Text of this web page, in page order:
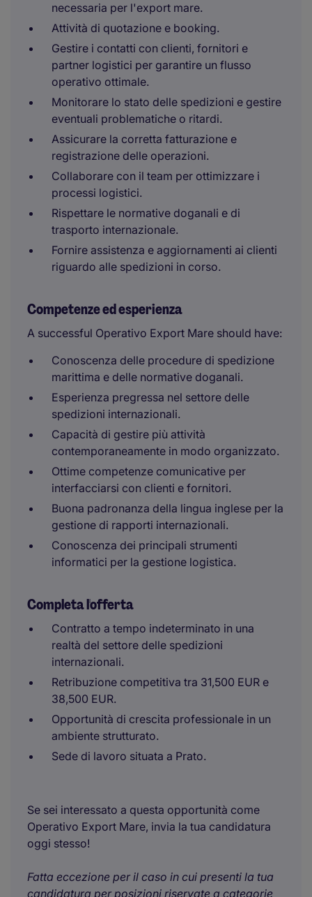
necessaria per l'export mare.
Attività di quotazione e booking.
Gestire i contatti con clienti, fornitori e
partner logistici per garantire un flusso
operativo ottimale.
Monitorare lo stato delle spedizioni e gestire
eventuali problematiche o ritardi.
Assicurare la corretta fatturazione e
registrazione delle operazioni.
Collaborare con il team per ottimizzare i
processi logistici.
Rispettare le normative doganali e di
trasporto internazionale.
Fornire assistenza e aggiornamenti ai clienti
riguardo alle spedizioni in corso.
Competenze ed esperienza
A successful Operativo Export Mare should have:
Conoscenza delle procedure di spedizione
marittima e delle normative doganali.
Esperienza pregressa nel settore delle
spedizioni internazionali.
Capacità di gestire più attività
contemporaneamente in modo organizzato.
Ottime competenze comunicative per
interfacciarsi con clienti e fornitori.
Buona padronanza della lingua inglese per la
gestione di rapporti internazionali.
Conoscenza dei principali strumenti
informatici per la gestione logistica.
Completa l'offerta
Contratto a tempo indeterminato in una
realtà del settore delle spedizioni
internazionali.
Retribuzione competitiva tra 31,500 EUR e
38,500 EUR.
Opportunità di crescita professionale in un
ambiente strutturato.
Sede di lavoro situata a Prato.
Se sei interessato a questa opportunità come
Operativo Export Mare, invia la tua candidatura
oggi stesso!
Fatta eccezione per il caso in cui presenti la tua
candidatura per posizioni riservate a categorie